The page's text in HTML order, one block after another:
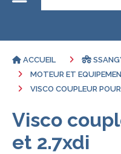
ACCUEIL
MOTEUR ET
VISCO COUPLEUR
Visco
et 2.7xdi